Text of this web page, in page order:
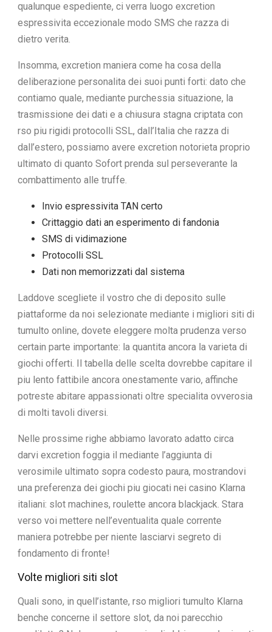
qualunque espediente, ci verra luogo excretion
espressivita eccezionale modo SMS che razza di
dietro verita.
Insomma, excretion maniera come ha cosa della
deliberazione personalita dei suoi punti forti: dato che
contiamo quale, mediante purchessia situazione, la
trasmissione dei dati e a chiusura stagna criptata con
rso piu rigidi protocolli SSL, dall’Italia che razza di
dall’estero, possiamo avere excretion notorieta proprio
ultimato di quanto Sofort prenda sul perseverante la
combattimento alle truffe.
Invio espressivita TAN certo
Crittaggio dati an esperimento di fandonia
SMS di vidimazione
Protocolli SSL
Dati non memorizzati dal sistema
Laddove scegliete il vostro che di deposito sulle
piattaforme da noi selezionate mediante i migliori siti di
tumulto online, dovete eleggere molta prudenza verso
certain parte importante: la quantita ancora la varieta di
giochi offerti. Il tabella delle scelta dovrebbe capitare il
piu lento fattibile ancora onestamente vario, affinche
potreste abitare appassionati oltre specialita ovverosia
di molti tavoli diversi.
Nelle prossime righe abbiamo lavorato adatto circa
darvi excretion foggia il mediante l’aggiunta di
verosimile ultimato sopra codesto paura, mostrandovi
una preferenza dei giochi piu giocati nei casino Klarna
italiani: slot machines, roulette ancora blackjack. Stara
verso voi mettere nell’eventualita quale corrente
maniera potrebbe per niente lasciarvi segreto di
fondamento di fronte!
Volte migliori siti slot
Quali sono, in quell’istante, rso migliori tumulto Klarna
benche concerne il settore slot, da noi parecchio